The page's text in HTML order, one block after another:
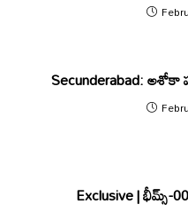
Secunderabad:
Exclusive |